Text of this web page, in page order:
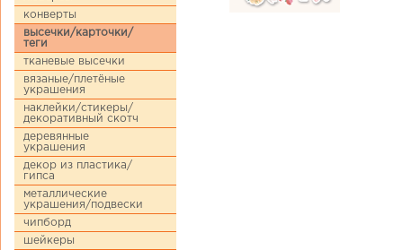
конверты
высечки/карточки/
теги
тканевые высечки
вязаные/плетёные
украшения
наклейки/стикеры/
декоративный скотч
деревянные
украшения
декор из пластика/
гипса
металлические
украшения/подвески
чипборд
шейкеры